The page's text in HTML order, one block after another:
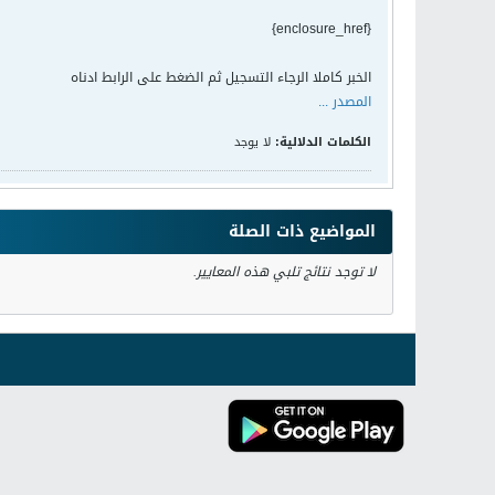
{enclosure_href}
الخبر كاملا الرجاء التسجيل ثم الضغط على الرابط ادناه
المصدر ...
الكلمات الدلالية: لا يوجد
المواضيع ذات الصلة
لا توجد نتائج تلبي هذه المعايير.